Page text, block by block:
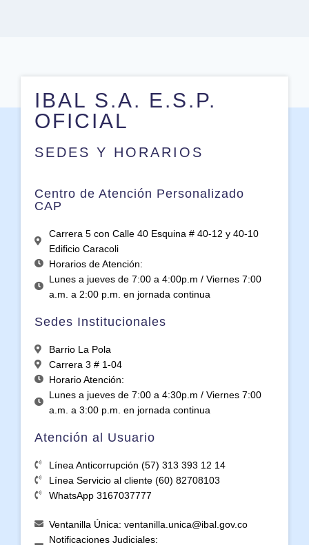
IBAL S.A. E.S.P.
OFICIAL
SEDES Y HORARIOS
Centro de Atención Personalizado
CAP
Carrera 5 con Calle 40 Esquina # 40-12 y 40-10
Edificio Caracoli
Horarios de Atención:
Lunes a jueves de 7:00 a 4:00p.m / Viernes 7:00
a.m. a 2:00 p.m. en jornada continua
Sedes Institucionales
Barrio La Pola
Carrera 3 # 1-04
Horario Atención:
Lunes a jueves de 7:00 a 4:30p.m / Viernes 7:00
a.m. a 3:00 p.m. en jornada continua
Atención al Usuario
Línea Anticorrupción (57) 313 393 12 14
Línea Servicio al cliente (60) 82708103
WhatsApp 3167037777
Ventanilla Única: ventanilla.unica@ibal.gov.co
Notificaciones Judiciales: